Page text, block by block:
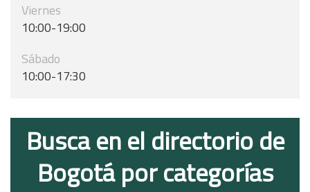
Viernes
10:00-19:00
Sábado
10:00-17:30
Busca en el directorio de
Bogotá por categorías